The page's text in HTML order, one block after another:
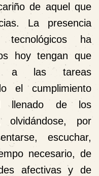
de aquel que
La presencia
tecnológicos ha
hoy tengan que
a las tareas
el cumplimiento
llenado de los
olvidándose, por
escuchar,
necesario, de
afectivas y de